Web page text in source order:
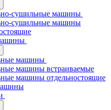
сушильные машины
сушильные машины
машины
машины встраиваемые
машины отдельностоящие